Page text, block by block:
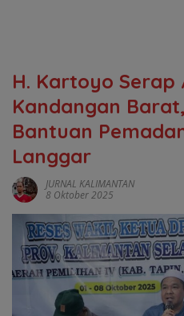
‎H. Kartoyo Serap
Kandangan
Bantuan
Langgar
JURNAL KALIMANTAN
8 Oktober 2025